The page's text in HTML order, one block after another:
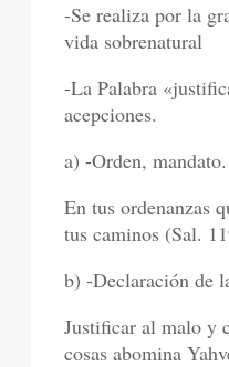
-Se realiza por la
vida sobrenatural
-La Palabra
acepciones.
a) -Orden, mandato.
En tus ordenanzas
tus caminos (Sal.
b) -Declaración de
Justificar al malo y
cosas abomina